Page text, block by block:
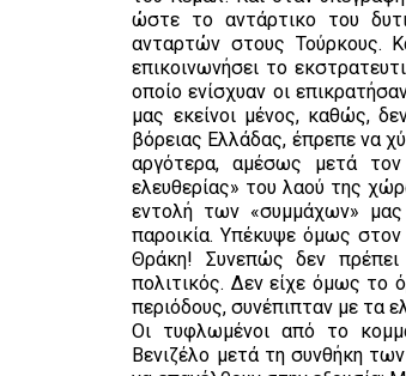
ώστε το αντάρτικο του
ανταρτών στους Τούρκους.
επικοινωνήσει το
οποίο ενίσχυαν οι
μας εκείνοι μένος, καθώς,
βόρειας Ελλάδας, έπρεπε να
αργότερα, αμέσως μετά
ελευθερίας» του λαού της
εντολή των «συμμάχων» μας
παροικία. Υπέκυψε όμως
Θράκη! Συνεπώς δεν πρέπει
πολιτικός. Δεν είχε όμως το
περιόδους, συνέπιπταν με τα
Οι τυφλωμένοι από το
Βενιζέλο μετά τη συνθήκη